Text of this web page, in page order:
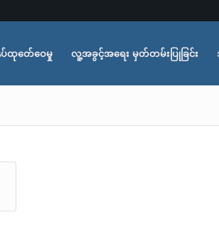
ပ်ထုတ်ေဝေမှု လူ့အခွင့်အရေး မှတ်တမ်းပြုခြင်း